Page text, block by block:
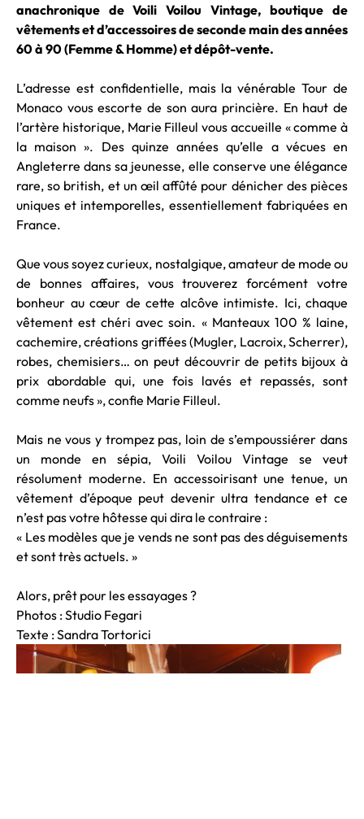
anachronique de Voili Voilou Vintage, boutique de
vêtements et d’accessoires de seconde main des années
60 à 90 (Femme & Homme) et dépôt-vente.
L’adresse est confidentielle, mais la vénérable Tour de
Monaco vous escorte de son aura princière. En haut de
l’artère historique, Marie Filleul vous accueille « comme à
la maison ». Des quinze années qu’elle a vécues en
Angleterre dans sa jeunesse, elle conserve une élégance
rare, so british, et un œil affûté pour dénicher des pièces
uniques et intemporelles, essentiellement fabriquées en
France.
Que vous soyez curieux, nostalgique, amateur de mode ou
de bonnes affaires, vous trouverez forcément votre
bonheur au cœur de cette alcôve intimiste. Ici, chaque
vêtement est chéri avec soin. « Manteaux 100 % laine,
cachemire, créations griffées (Mugler, Lacroix, Scherrer),
robes, chemisiers… on peut découvrir de petits bijoux à
prix abordable qui, une fois lavés et repassés, sont
comme neufs », confie Marie Filleul.
Mais ne vous y trompez pas, loin de s’empoussiérer dans
un monde en sépia, Voili Voilou Vintage se veut
résolument moderne. En accessoirisant une tenue, un
vêtement d’époque peut devenir ultra tendance et ce
n’est pas votre hôtesse qui dira le contraire :
« Les modèles que je vends ne sont pas des déguisements
et sont très actuels. »
Alors, prêt pour les essayages ?
Photos : Studio Fegari
Texte : Sandra Tortorici